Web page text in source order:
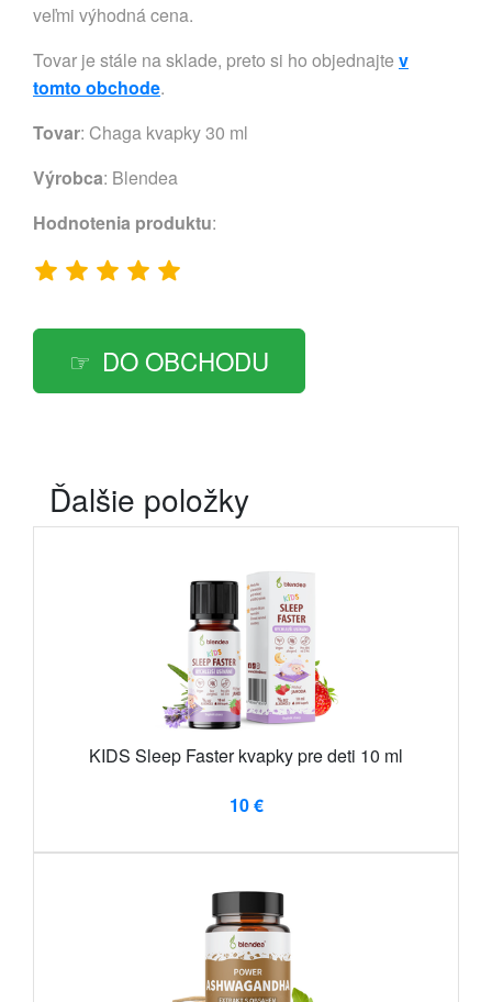
veľmi výhodná cena.
Tovar je stále na sklade, preto si ho objednajte v
tomto obchode.
Tovar: Chaga kvapky 30 ml
Výrobca: Blendea
Hodnotenia produktu:
DO OBCHODU
Ďalšie položky
KIDS Sleep Faster kvapky pre deti 10 ml
10 €